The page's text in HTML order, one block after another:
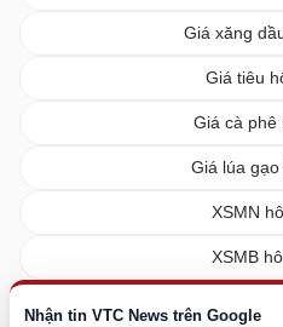
Nhận tin VTC News trên Google
Giá xăng
Giá tiêu
Giá cà phê
Giá lúa
XSMN
XSMB